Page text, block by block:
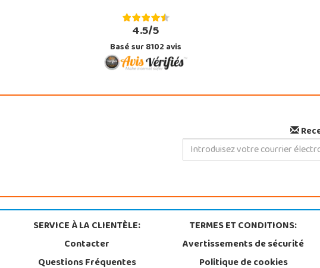
4.5/5
Basé sur 8102 avis
SERVICE À LA CLIENTÈLE:
Contacter
Questions Fréquentes
TERMES ET CONDITIONS:
Avertissements de sécurité
Politique de cookies